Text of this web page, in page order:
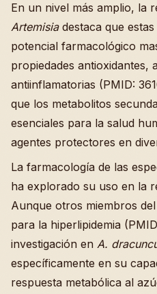
En un nivel más amplio, la
Artemisiadestaca que
potencial farmacológico
propiedades antioxidantes,
antiinflamatorias (PMID:
que los metabolitos
esenciales para la salud
agentes protectores en
La farmacología de las
ha explorado su uso en la
Aunque otros miembros
para la hiperlipidemia
investigación en A.
específicamente en su
respuesta metabólica al